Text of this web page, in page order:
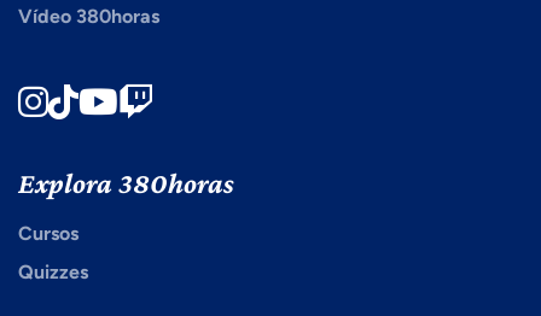
Vídeo 380horas
Instagram
TikTokYoutube
Explora 380horas
Cursos
Quizzes